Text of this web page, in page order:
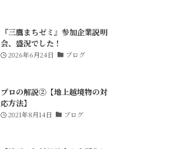
『三鷹まちゼミ』参加企業説明
会、盛況でした！
2026年6月24日 ブログ
プロの解説②【地上越境物の対
応方法】
2021年8月14日 ブログ